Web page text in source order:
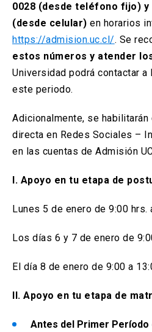
0028 (desde teléfono fijo) y
(desde celular) en horarios
https://admision.uc.cl/. Se
estos números y atender
Universidad podrá contactar
este periodo.
Adicionalmente, se
directa en Redes Sociales –
en las cuentas de Admisión
I. Apoyo en tu etapa de
Lunes 5 de enero de 9:00 hrs.
Los días 6 y 7 de enero de
El día 8 de enero de 9:00 a
II. Apoyo en tu etapa de
Antes del Primer Período